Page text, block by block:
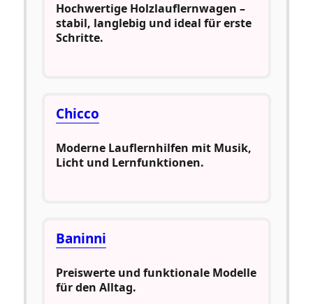
Hochwertige Holzlauflernwagen –
stabil, langlebig und ideal für erste
Schritte.
Chicco
Moderne Lauflernhilfen mit Musik,
Licht und Lernfunktionen.
Baninni
Preiswerte und funktionale Modelle
für den Alltag.